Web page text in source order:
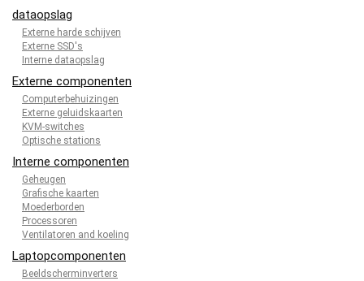
dataopslag
Externe harde schijven
Externe SSD's
Interne dataopslag
Externe componenten
Computerbehuizingen
Externe geluidskaarten
KVM-switches
Optische stations
Interne componenten
Geheugen
Grafische kaarten
Moederborden
Processoren
Ventilatoren and koeling
Laptopcomponenten
Beeldscherminverters